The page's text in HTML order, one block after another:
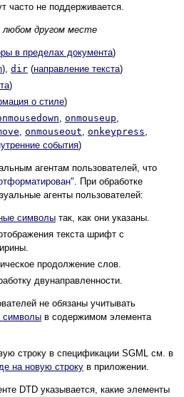
часто не поддерживается.
другом месте
в пределах документа)
), dir (направление текста)
)
о стиле)
, onmouseup,
, onmouseout, onkeypress,
события)
агентам пользователей, что
При обработке
агенты пользователей:
символы так, как они указаны.
текста шрифт с
продолжение слов.
двунаправленности.
не обязаны учитывать
символы в содержимом элемента
строку в спецификации SGML см. в
на новую строку в приложении.
DTD указывается, какие элементы